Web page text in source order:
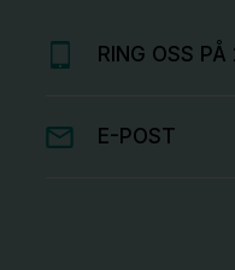
RING OSS
E-POST